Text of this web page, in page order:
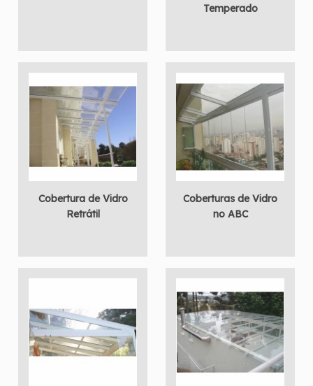
Temperado
Cobertura de Vidro
Retrátil
Coberturas de Vidro
no ABC